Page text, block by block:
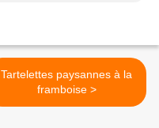
Tartelettes paysannes à la
framboise >